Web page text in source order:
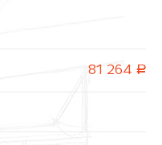
81 264 руб.